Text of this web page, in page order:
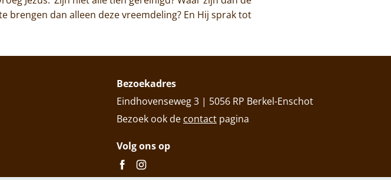
brengen dan alleen deze vreemdeling? En Hij sprak tot
Bezoekadres
Eindhovenseweg 3 | 5056 RP Berkel-Enschot
Bezoek ook de contact pagina
Volg ons op